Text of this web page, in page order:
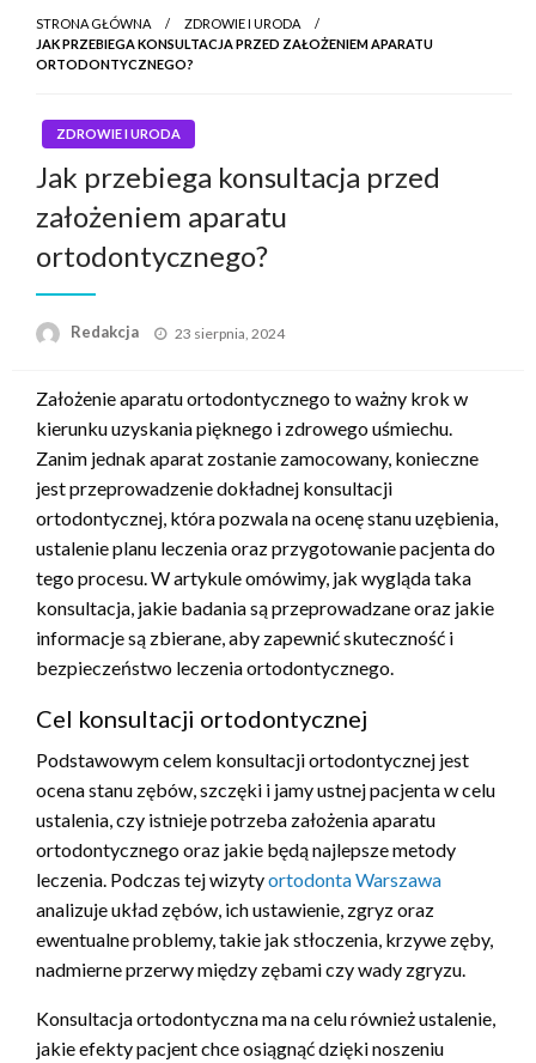
STRONA GŁÓWNA
ZDROWIE I URODA
JAK PRZEBIEGA KONSULTACJA PRZED ZAŁOŻENIEM APARATU
ORTODONTYCZNEGO?
ZDROWIE I URODA
Jak przebiega konsultacja przed
założeniem aparatu
ortodontycznego?
Redakcja Napisano
23 sierpnia, 2024
Założenie aparatu ortodontycznego to ważny krok w
kierunku uzyskania pięknego i zdrowego uśmiechu.
Zanim jednak aparat zostanie zamocowany, konieczne
jest przeprowadzenie dokładnej konsultacji
ortodontycznej, która pozwala na ocenę stanu uzębienia,
ustalenie planu leczenia oraz przygotowanie pacjenta do
tego procesu. W artykule omówimy, jak wygląda taka
konsultacja, jakie badania są przeprowadzane oraz jakie
informacje są zbierane, aby zapewnić skuteczność i
bezpieczeństwo leczenia ortodontycznego.
Cel konsultacji ortodontycznej
Podstawowym celem konsultacji ortodontycznej jest
ocena stanu zębów, szczęki i jamy ustnej pacjenta w celu
ustalenia, czy istnieje potrzeba założenia aparatu
ortodontycznego oraz jakie będą najlepsze metody
leczenia. Podczas tej wizytyortodonta Warszawa
analizuje układ zębów, ich ustawienie, zgryz oraz
ewentualne problemy, takie jak stłoczenia, krzywe zęby,
nadmierne przerwy między zębami czy wady zgryzu.
Konsultacja ortodontyczna ma na celu również ustalenie,
jakie efekty pacjent chce osiągnąć dzięki noszeniu